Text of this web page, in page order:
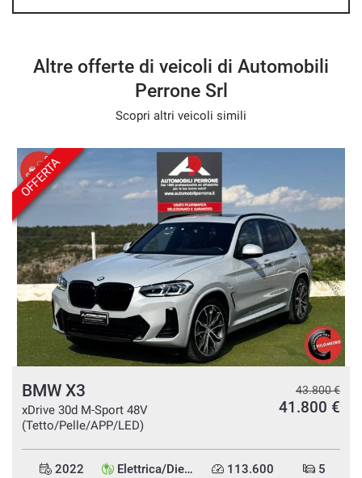
- Forniamo la possibilità di provare il veicolo su strada e di
fiducia.
AUTOMOBILI PERRONE S.r.l.
TUA NUOVA AUTO!!
Non esitate dunque a contattarci!! Siamo sempre a vostra
disposizione per fornirvi ulteriori informazioni e chiarimenti,
e per garantirvi la sicurezza di fare un ottimo acquisto.
Sarete i benvenuti!!
- We speak English
- Wir sprechen Deutsch
- Nous parlons français
Altre offerte di veicoli di Automobili
Perrone Srl
Scopri altri veicoli simili
OFFERTA
BMW X3
xDrive 30d M-Sport 48V
(Tetto/Pelle/APP/LED)
43.800 €
41.800 €
2022 Elettrica/Diesel 113.600 5